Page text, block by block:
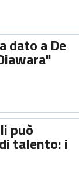
dato a De
può
talento: i